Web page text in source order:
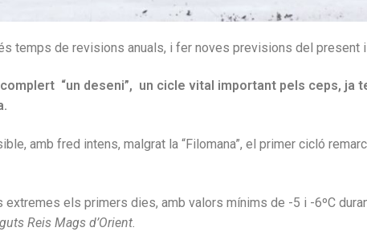
temps de revisions anuals, i fer noves previsions del
complert “un deseni”, un cicle vital important pels ceps,
amb fred intens, malgrat la “Filomana”, el primer cicló
extremes els primers dies, amb valors mínims de -5 i -6ºC
Reis Mags d’Orient.